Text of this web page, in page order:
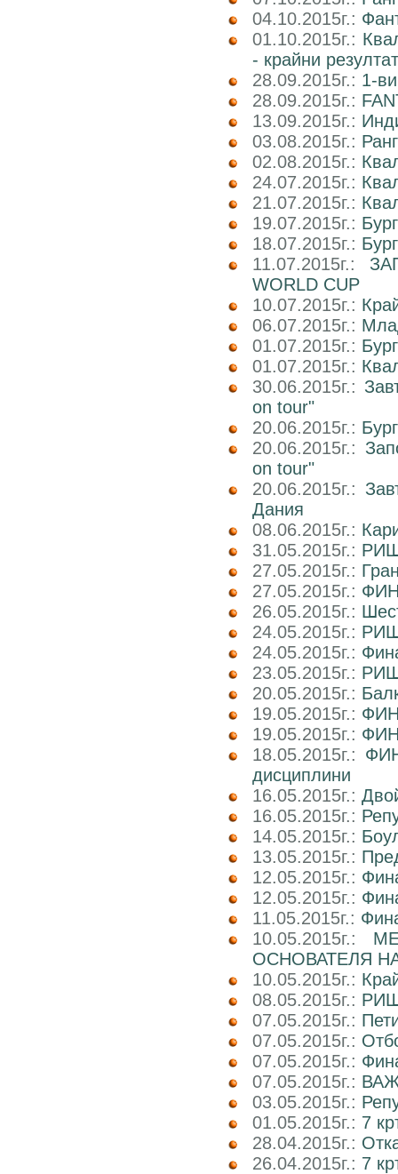
04.10.2015г.:
01.10.2015г.:
- крайни
28.09.2015г.: 1-
28.09.2015г.:
13.09.2015г.:
03.08.2015г.:
02.08.2015г.:
24.07.2015г.:
21.07.2015г.:
19.07.2015г.:
18.07.2015г.:
11.07.2015г.:
WORLD CUP
10.07.2015г.:
06.07.2015г.:
01.07.2015г.:
01.07.2015г.:
30.06.2015г.:
on tour"
20.06.2015г.:
20.06.2015г.:
on tour"
20.06.2015г.:
Дания
08.06.2015г.:
31.05.2015г.:
27.05.2015г.:
27.05.2015г.:
26.05.2015г.:
24.05.2015г.: РИШ
24.05.2015г.:
23.05.2015г.: РИШ
20.05.2015г.:
19.05.2015г.:
19.05.2015г.:
18.05.2015г.:
дисциплини
16.05.2015г.:
16.05.2015г.:
14.05.2015г.:
13.05.2015г.:
12.05.2015г.:
12.05.2015г.:
11.05.2015г.:
10.05.2015г.:
ОСНОВАТЕЛЯ
10.05.2015г.:
08.05.2015г.:
07.05.2015г.:
07.05.2015г.:
07.05.2015г.:
07.05.2015г.:
03.05.2015г.:
01.05.2015г.: 7
28.04.2015г.:
26.04.2015г.: 7